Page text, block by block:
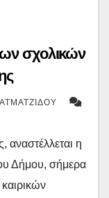
σχολικών
η
Δήμου, σήμερα